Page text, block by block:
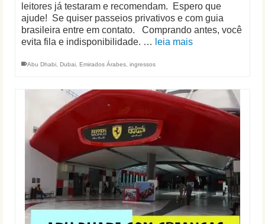
leitores já testaram e recomendam. Espero que
ajude! Se quiser passeios privativos e com guia
brasileira entre em contato. Comprando antes, você
evita fila e indisponibilidade. … leia mais
Abu Dhabi Dubai Emirados Árabes ingressos